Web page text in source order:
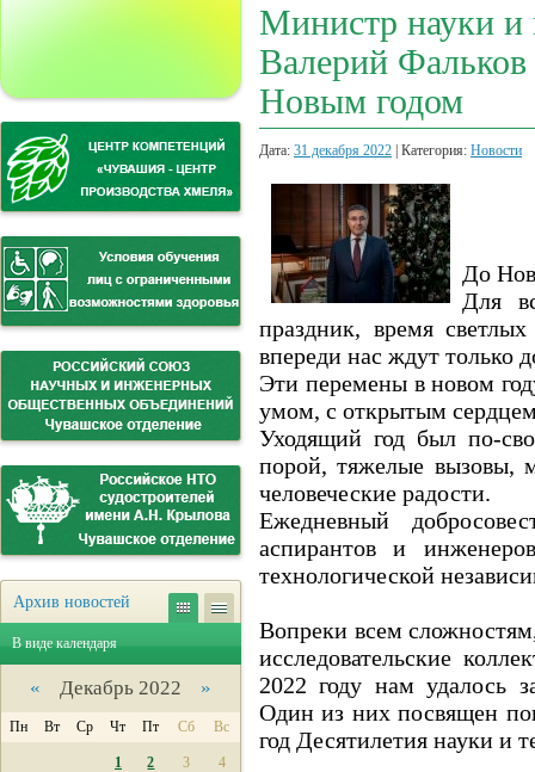
Архив новостей
В виде календаря
« Декабрь 2022 »
Пн Вт Ср Чт Пт Сб Вс
1 2 3 4
Министр науки и
Валерий
Новым годом
Дата: 31 декабря 2022 | Категория: Новости
До
Для
праздник, время
впереди нас ждут только
Эти перемены в новом
умом, с открытым
Уходящий год был по-
порой, тяжелые вызовы,
человеческие радости.
Ежедневный
аспирантов и
технологической
Вопреки всем
исследовательские
2022 году нам удалось
Один из них посвящен
год Десятилетия науки и